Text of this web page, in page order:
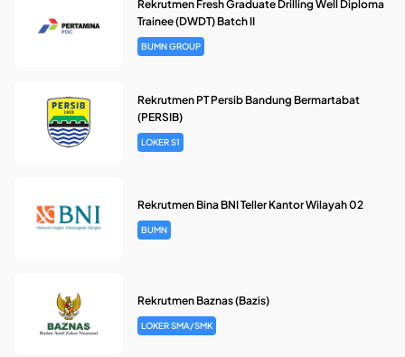
Rekrutmen Fresh Graduate Drilling Well Diploma
Trainee (DWDT) Batch II
BUMN GROUP
Rekrutmen PT Persib Bandung Bermartabat
(PERSIB)
LOKER S1
Rekrutmen Bina BNI Teller Kantor Wilayah 02
BUMN
Rekrutmen Baznas (Bazis)
LOKER SMA/SMK